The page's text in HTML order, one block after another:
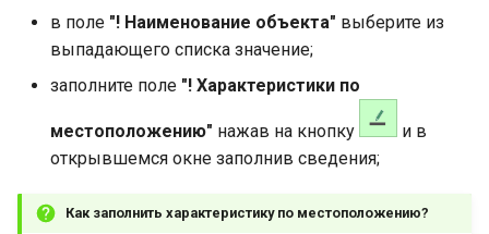
в поле "! Наименование объекта" выберите из
выпадающего списка значение;
заполните поле "! Характеристики по
местоположению" нажав на кнопку
и в
открывшемся окне заполнив сведения;
Как заполнить характеристику по местоположению?